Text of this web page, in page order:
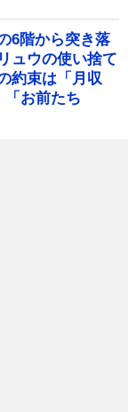
6階から突き落
ウの使い捨て
約束は「月収
「お前たち